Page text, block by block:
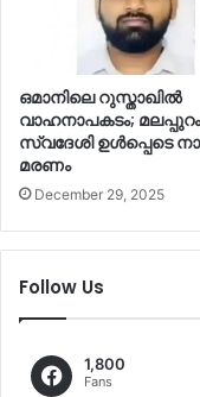
ഒമാനിലെ റുസ്താഖില്‍
വാഹനാപകടം; മലപ്പുറം
സ്വദേശി ഉള്‍പ്പെടെ
മരണം
December 29, 2025
Follow Us
1,800
Fans